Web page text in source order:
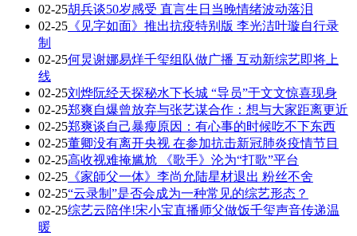
02-25胡兵谈50岁感受 直言生日当晚情绪波动落泪
02-25 《见字如面》推出抗疫特别版 李光洁叶璇自行录
制
02-25何炅谢娜易烊千玺组队做广播 互动新综艺即将上
线
02-25刘烨阮经天探秘水下长城 “导员”于文文惊喜现身
02-25郑爽自爆曾放弃与张艺谋合作：想与大家距离更近
02-25郑爽谈自己暴瘦原因：有心事的时候吃不下东西
02-25董卿没有离开央视 在参加抗击新冠肺炎疫情节目
02-25高收视难掩尴尬 《歌手》沦为“打歌”平台
02-25 《家師父一体》李尚允陆星材退出 粉丝不舍
02-25“云录制”是否会成为一种常见的综艺形态？
02-25综艺云陪伴!宋小宝直播师父做饭千玺声音传递温
暖